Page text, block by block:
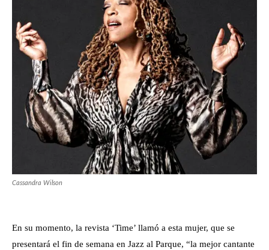
Cassandra Wilson
En su momento, la revista ‘Time’ llamó a esta mujer, que se
presentará el fin de semana en Jazz al Parque, “la mejor cantante